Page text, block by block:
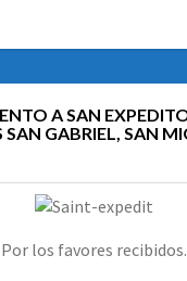
A SAN
SAN GABRIEL, SAN
Por los favores recibidos.